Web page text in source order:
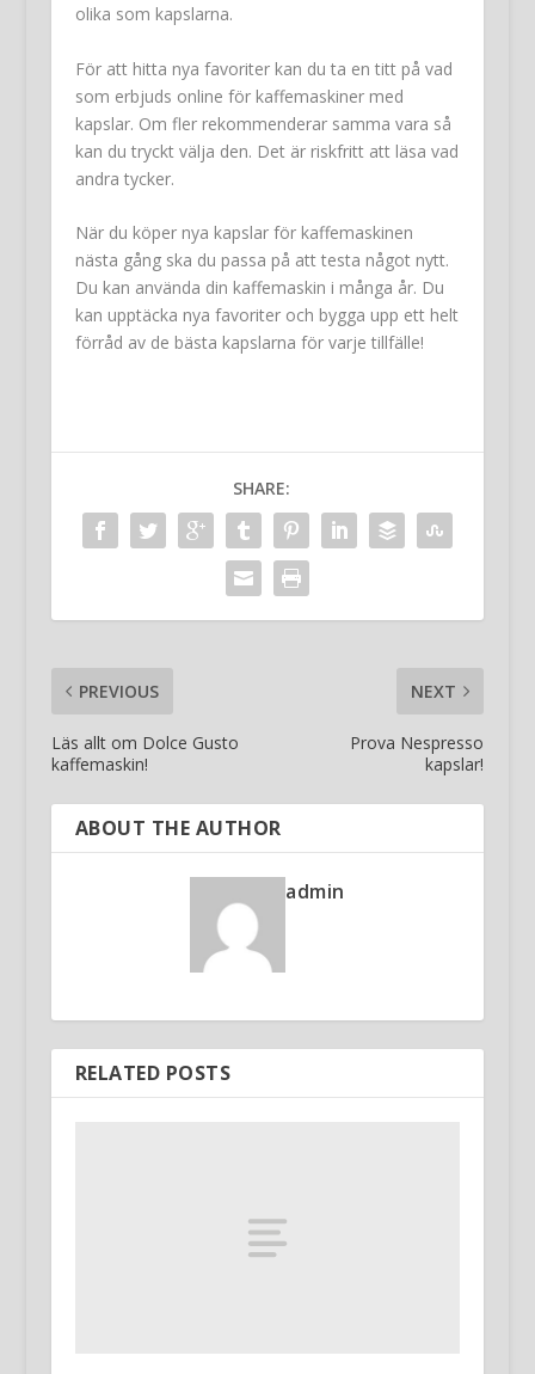
olika som kapslarna.
För att hitta nya favoriter kan du ta en titt på vad
som erbjuds online för kaffemaskiner med
kapslar. Om fler rekommenderar samma vara så
kan du tryckt välja den. Det är riskfritt att läsa vad
andra tycker.
När du köper nya kapslar för kaffemaskinen
nästa gång ska du passa på att testa något nytt.
Du kan använda din kaffemaskin i många år. Du
kan upptäcka nya favoriter och bygga upp ett helt
förråd av de bästa kapslarna för varje tillfälle!
SHARE:
PREVIOUS
Läs allt om Dolce Gusto
kaffemaskin!
NEXT
Prova Nespresso
kapslar!
ABOUT THE AUTHOR
admin
RELATED POSTS